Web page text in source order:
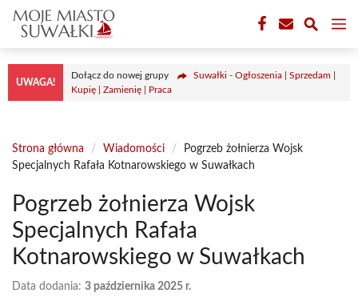
Przejdź
treści
UWAGA!
Dołącz do nowej grupy
Suwałki - Ogłoszenia | Sprzedam |
Kupię | Zamienię | Praca
Strona główna / Wiadomości /
Pogrzeb żołnierza Wojsk
Specjalnych Rafała Kotnarowskiego w Suwałkach
Pogrzeb żołnierza Wojsk
Specjalnych Rafała
Kotnarowskiego w Suwałkach
Data dodania: 3 października 2025 r.